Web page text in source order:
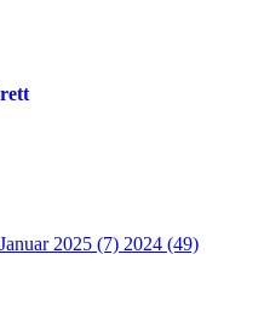
Januar 2025 (7) 2024 (49)